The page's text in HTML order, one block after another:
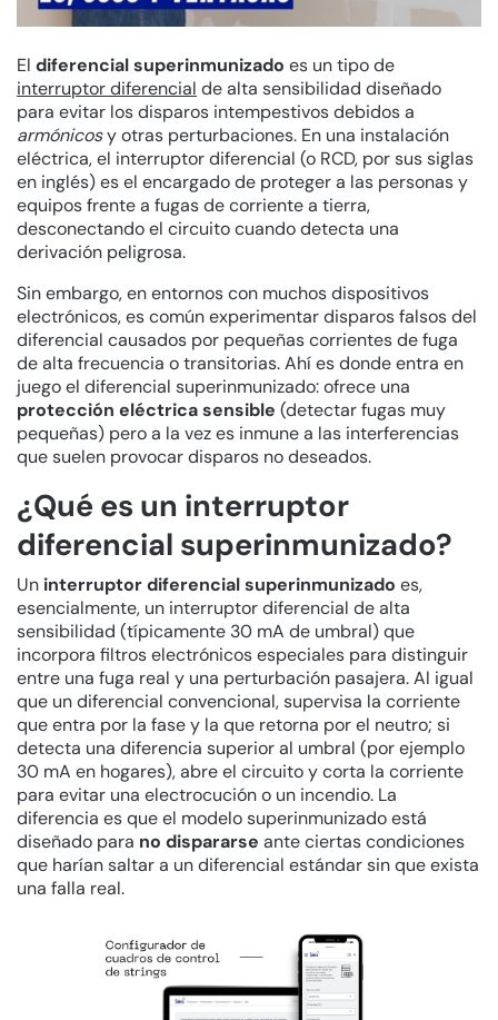
El diferencial superinmunizado es un tipo de
interruptor diferencial de alta sensibilidad diseñado
para evitar los disparos intempestivos debidos a
armónicosy otras perturbaciones. En una instalación
eléctrica, el interruptor diferencial (o RCD, por sus siglas
en inglés) es el encargado de proteger a las personas y
equipos frente a fugas de corriente a tierra,
desconectando el circuito cuando detecta una
derivación peligrosa.
Sin embargo, en entornos con muchos dispositivos
electrónicos, es común experimentar disparos falsos del
diferencial causados por pequeñas corrientes de fuga
de alta frecuencia o transitorias. Ahí es donde entra en
juego el diferencial superinmunizado: ofrece una
protección eléctrica sensible (detectar fugas muy
pequeñas) pero a la vez es inmune a las interferencias
que suelen provocar disparos no deseados.
¿Qué es un interruptor
diferencial superinmunizado?
Un interruptor diferencial superinmunizado es,
esencialmente, un interruptor diferencial de alta
sensibilidad (típicamente 30 mA de umbral) que
incorpora filtros electrónicos especiales para distinguir
entre una fuga real y una perturbación pasajera. Al igual
que un diferencial convencional, supervisa la corriente
que entra por la fase y la que retorna por el neutro; si
detecta una diferencia superior al umbral (por ejemplo
30 mA en hogares), abre el circuito y corta la corriente
para evitar una electrocución o un incendio. La
diferencia es que el modelo superinmunizado está
diseñado para no dispararse ante ciertas condiciones
que harían saltar a un diferencial estándar sin que exista
una falla real.